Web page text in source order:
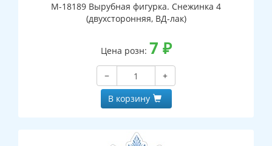
М-18189 Вырубная фигурка. Снежинка 4
(двухсторонняя, ВД-лак)
Цена розн: 7 ₽
−
+
В корзину